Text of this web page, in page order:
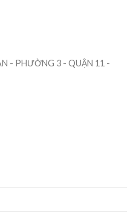
- PHƯỜNG 3 - QUẬN 11 -